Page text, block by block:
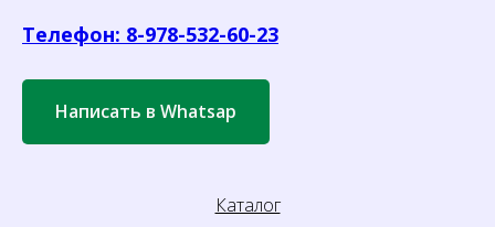
Телефон: 8-978-532-60-23
Написать в Whatsap
Каталог